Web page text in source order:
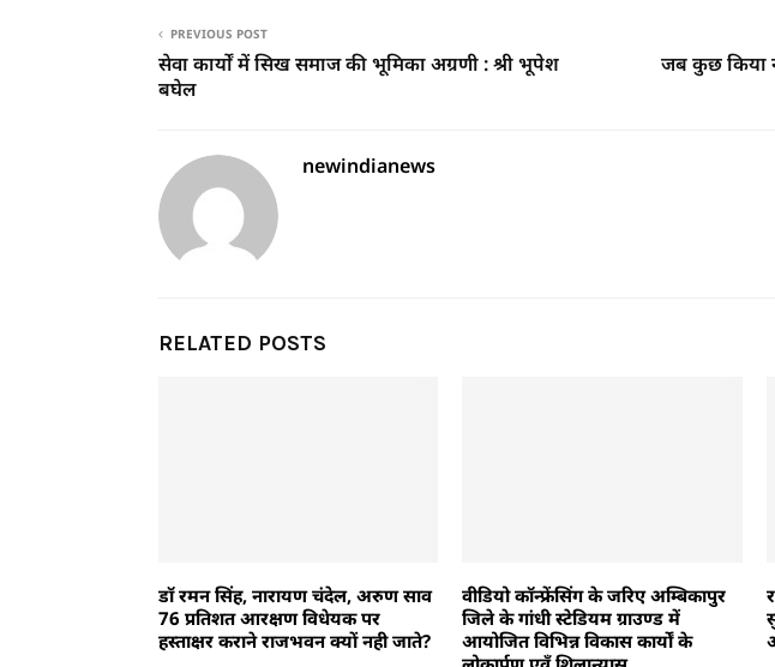
PREVIOUS POST
सेवा कार्यों में सिख समाज की भूमिका अग्रणी : श्री भूपेश
बघेल
जब कुछ किया
newindianews
RELATED POSTS
डॉ रमन सिंह, नारायण चंदेल, अरुण साव
76 प्रतिशत आरक्षण विधेयक पर
हस्ताक्षर कराने राजभवन क्यों नही जाते?
वीडियो कॉन्फ्रेंसिंग के जरिए अम्बिकापुर
जिले के गांधी स्टेडियम ग्राउण्ड में
आयोजित विभिन्न विकास कार्यों के